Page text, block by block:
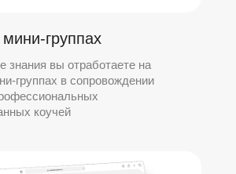
знания вы отработаете на
группах в сопровождении
коучей
группах